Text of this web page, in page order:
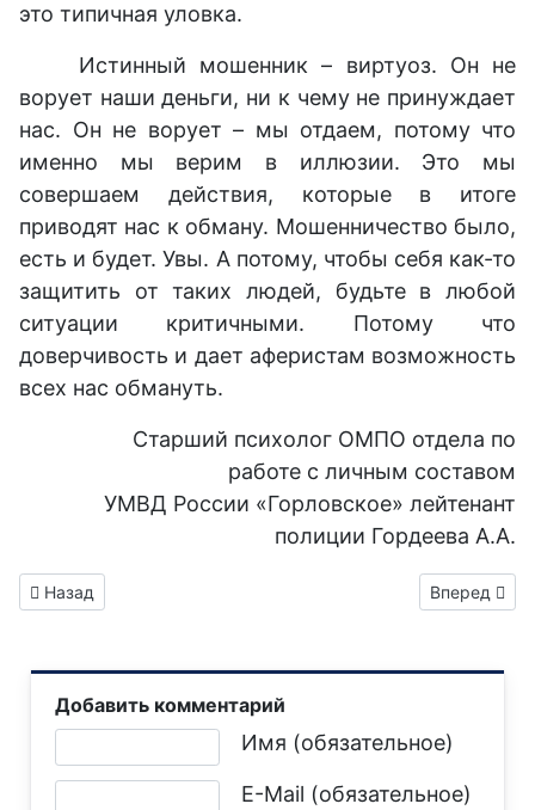
это типичная уловка.
Истинный мошенник – виртуоз. Он не
ворует наши деньги, ни к чему не принуждает
нас. Он не ворует – мы отдаем, потому что
именно мы верим в иллюзии. Это мы
совершаем действия, которые в итоге
приводят нас к обману. Мошенничество было,
есть и будет. Увы. А потому, чтобы себя как-то
защитить от таких людей, будьте в любой
ситуации критичными. Потому что
доверчивость и дает аферистам возможность
всех нас обмануть.
Старший психолог ОМПО отдела по
работе с личным составом
УМВД России «Горловское» лейтенант
полиции Гордеева А.А.
Предыдущий: Пенсионеров Горловки в августе 2026 года
Назад Следующий:
Вперед
Добавить комментарий
Имя (обязательное)
E-Mail (обязательное)
Текст комментария